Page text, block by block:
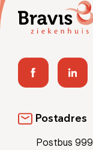
Postadres
Postbus 999